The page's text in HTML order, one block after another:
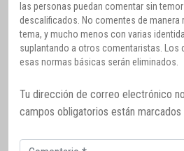
las personas puedan comentar sin
descalificados. No comentes de manera
tema, y mucho menos con varias
suplantando a otros comentaristas. Los
esas normas básicas serán eliminados.
Tu dirección de correo electrónico
campos obligatorios están marcados
Comentario